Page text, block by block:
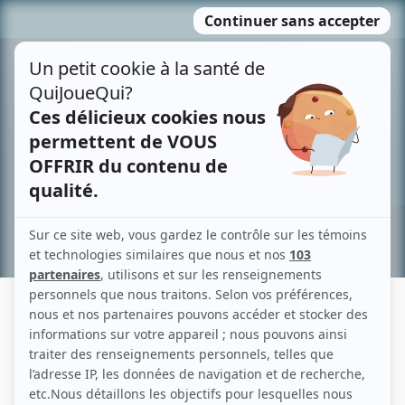
MENU
contenu
Recherche avancée »
JOSIANNE GEOFFOY
Liens
Fiche de Josianne Geoffoy sur Showbizz.net